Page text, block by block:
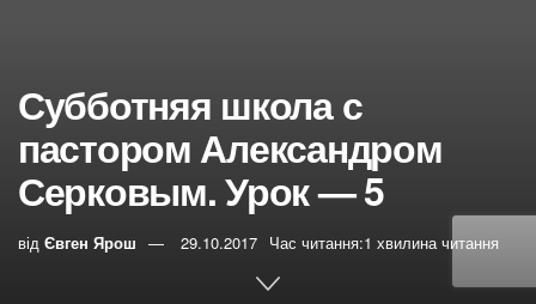
Субботняя школа с
пастором Александром
Серковым. Урок — 5
від Євген Ярош 29.10.2017 Час читання:1 хвилина читання